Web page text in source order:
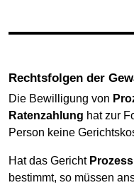
Rechtsfolgen der
Die Bewilligung von
Ratenzahlung hat zur
Person keine
Hat das Gericht
bestimmt, so müssen